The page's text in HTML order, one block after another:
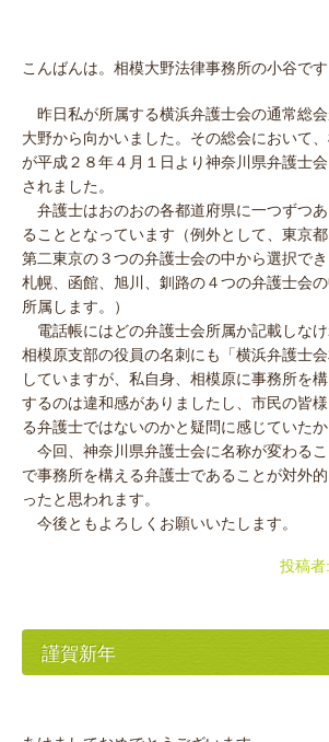
こんばんは。相模大野法律事務所の小谷です
昨日私が所属する横浜弁護士会の通常総
大野から向かいました。その総会において
が平成２８年４月１日より神奈川県弁護士
されました。
弁護士はおのおの各都道府県に一つずつ
ることとなっています（例外として、東京都
第二東京の３つの弁護士会の中から選択で
札幌、函館、旭川、釧路の４つの弁護士会
所属します。）
電話帳にはどの弁護士会所属か記載しなけ
相模原支部の役員の名刺にも「横浜弁護士
していますが、私自身、相模原に事務所を
するのは違和感がありましたし、市民の皆
る弁護士ではないのかと疑問に感じていたか
今回、神奈川県弁護士会に名称が変わる
で事務所を構える弁護士であることが対外
ったと思われます。
今後ともよろしくお願いいたします。
投稿者:
謹賀新年